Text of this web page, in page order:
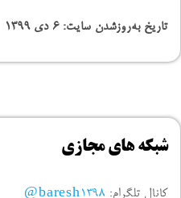
تاریخ به‌روزشدن سایت:۶ دی ۱۳۹۹
شبکه های مجازی
کانال تلگرام: baresh1398@